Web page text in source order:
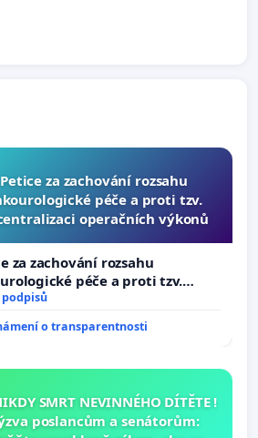
Petice za zachování rozsahu
péče a proti tzv.
operačních výkonů
za zachování rozsahu
péče a proti tzv.
operačních výkonů
podpisů
o transparentnosti
SMRT NEVINNÉHO DÍTĚTE !
poslancům a senátorům: